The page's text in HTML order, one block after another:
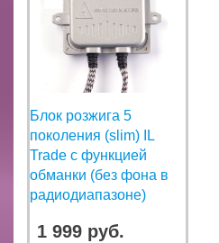
Блок розжига 5
поколения (slim) IL
Trade с функцией
обманки (без фона в
радиодиапазоне)
1 999 руб.